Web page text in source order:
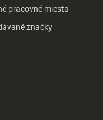
pracovné miesta
značky